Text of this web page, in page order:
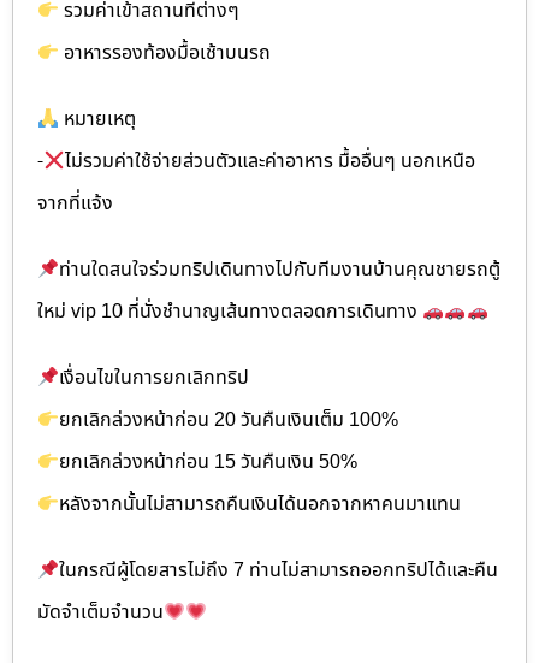
รวมค่าเข้าสถานที่ต่างๆ
อาหารรองท้องมื้อเช้าบนรถ
หมายเหตุ
-
ไม่รวมค่าใช้จ่ายส่วนตัวและค่าอาหาร มื้ออื่นๆ นอกเหนือ
จากที่แจ้ง
ท่านใดสนใจร่วมทริปเดินทางไปกับทีมงานบ้านคุณชายรถตู้
ใหม่ vip 10 ที่นั่งชำนาญเส้นทางตลอดการเดินทาง
เงื่อนไขในการยกเลิกทริป
ยกเลิกล่วงหน้าก่อน 20 วันคืนเงินเต็ม 100%
ยกเลิกล่วงหน้าก่อน 15 วันคืนเงิน 50%
หลังจากนั้นไม่สามารถคืนเงินได้นอกจากหาคนมาแทน
ในกรณีผู้โดยสารไม่ถึง 7 ท่านไม่สามารถออกทริปได้และคืน
มัดจำเต็มจำนวน